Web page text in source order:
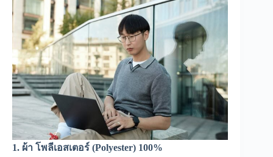
1. ผ้า โพลีเอสเตอร์ (Polyester) 100%